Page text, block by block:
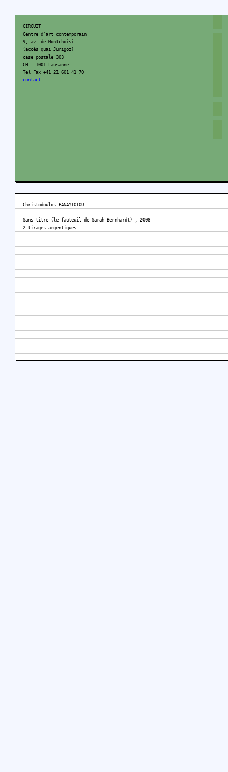
CIRCUIT
Centre d’art contemporain
9, av. de Montchoisi
(accès quai Jurigoz)
case postale 303
CH – 1001 Lausanne
Tel Fax +41 21 601 41 70
contact
Christodoulos PANAYIOTOU
Sans titre (le fauteuil de Sarah Bernhardt) , 2008
2 tirages argentiques